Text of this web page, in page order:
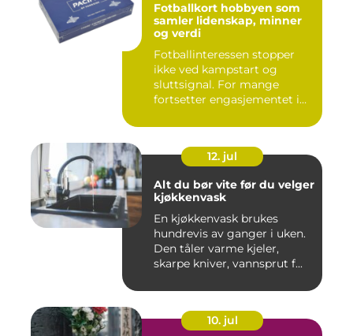
Fotballkort hobbyen som
samler lidenskap, minner
og verdi
Fotballinteressen stopper
ikke ved kampstart og
sluttsignal. For mange
fortsetter engasjementet i
12. jul
Alt du bør vite før du velger
kjøkkenvask
En kjøkkenvask brukes
hundrevis av ganger i uken.
Den tåler varme kjeler,
skarpe kniver, vannsprut f...
10. jul